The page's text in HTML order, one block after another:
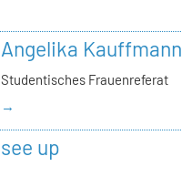
Angelika Kauffmann
Studentisches Frauenreferat
→
see up